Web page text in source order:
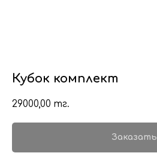
Кубок комплект
29000,00 тг.
Заказать